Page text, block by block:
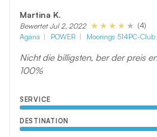
Martina K.
Bewertet Jul 2, 2022
(4)
Agana
POWER Moorings 514PC-Club
Nicht die billigsten, ber der preis
100%
SERVICE
DESTINATION